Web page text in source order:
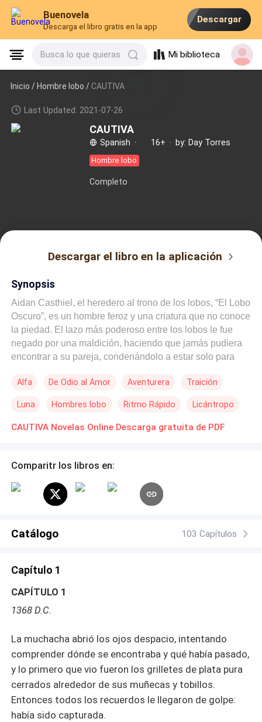
Buenovela
Descarga el libro gratis en la app
Descargar
Busca lo que quieras Mi biblioteca
Inicio /Hombre lobo / CAUTIVA
Last Updated: 2021-07-26
CAUTIVA
Spanish · 16+ · by: Day Torres
Hombre lobo
Completo
Descargar el libro en la aplicación
Synopsis
Aidan Casthiel, el heredero al trono de los lobos, “El Lobo
Oscuro”, es un hombre feroz y una criatura que no conoce
la piedad. El lazo más poderoso entre los lobos le fue
negado por una maldición, haciendo que jamás pudiera
encontrar a su pareja, condenándolo a estar solo para
conveniencia no era una pareja. Aidan está listo para
una prisionera desconocida lo lleva a descubrir los
secretos más sórdidos, las verdades más terribles, y
enemiga de tu corona!? Traiciones, asesinatos, e intrigas
logras odiar a la mujer a la que estás destinado a
pertenecer…? Y sobre todo ¿cómo se escribe el amor en
Alfa De Odio al Amor Aventurera Traición
Luna Hombres lobo Ritmo Rápido Licántropo
Universo Alterno
CAUTIVA Novelas Online Descarga gratuita de PDF
Comparitr los libros en:
Catálogo 103 Capítulos
Capítulo 1
CAPÍTULO 1
1368 D.C.
La muchacha abrió los ojos despacio, intentando
comprender dónde se encontraba y qué había pasado,
y lo primero que vio fueron los grilletes de plata pura
cerrados alrededor de sus muñecas y tobillos.
Entonces todos los recuerdos le llegaron de golpe:
había sido capturada.